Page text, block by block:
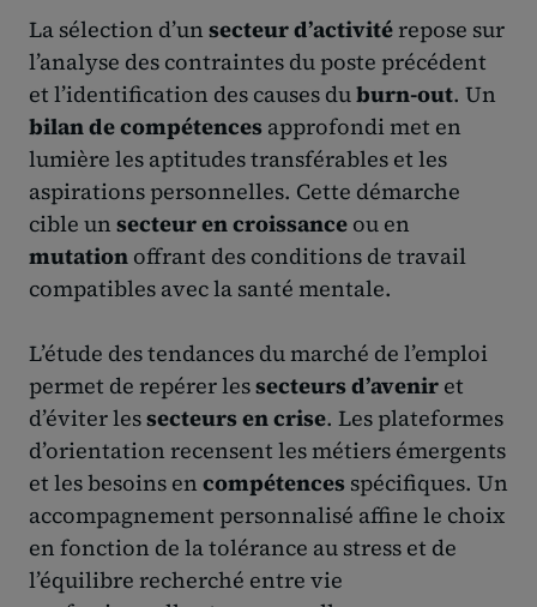
La sélection d’un secteur d’activitérepose sur
l’analyse des contraintes du poste précédent
et l’identification des causes duburn-out. Un
bilan de compétences approfondi met en
lumière les aptitudes transférables et les
aspirations personnelles. Cette démarche
cible un secteur en croissance ou en
mutation offrant des conditions de travail
compatibles avec la santé mentale.
L’étude des tendances du marché de l’emploi
permet de repérer lessecteurs d’avenir et
d’éviter lessecteurs en crise. Les plateformes
d’orientation recensent les métiers émergents
et les besoins en compétences spécifiques. Un
accompagnement personnalisé affine le choix
en fonction de la tolérance au stress et de
l’équilibre recherché entre vie